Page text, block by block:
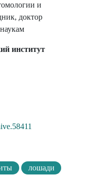
и
доктор
институт
лошади